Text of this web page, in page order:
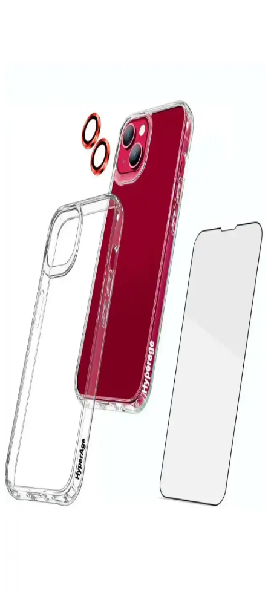
koruyan, şık tasarımı ve yüksek kaliteli malzemeleriyle öne çıkan bir
iPhone 6 Kılıfları: Koruma ve Estetiği Bir Arada
Sunan Seçenekler
İPhone 6 kılıfları, dayanıklı malzemeler ve estetik tasarımlarla
cihazınızı korurken tarzınızı yansıtır. Çeşitli modeller ve
fonksiyonlar arasından en uygun seçimi yapın.
iPhone 14 Pro Max Kılıflarında Leke Sorunu ve
Etkili Çözüm Yolları
iPhone 14 Pro Max kılıflarında oluşan lekeleri önlemek ve
temizlemek için doğru yöntemler ve bakım ipuçlarıyla cihazınızın
estetiğini koruyun.
Xiaomi Redmi 10 için Çok Katmanlı Tam Koruma
Kılıfı İncelemesi ve Kullanıcı Yorumları
Xiaomi Redmi 10 için tasarlanmış çok katmanlı silikon kılıf, tam
koruma, şık tasarım ve kullanım kolaylığı sunar. Dayanıklı yapısı ve
estetik detaylarıyla cihazınızı güvenle koruyun.
Microsonic S23 Şeffaf Kılıf: Koruyucu ve Estetik
Tasarım Özellikleri
Microsonic S23 şeffaf kılıf, dayanıklı malzemesi ve şık tasarımıyla
Samsung Galaxy S23'ü tam koruma altına alır, kullanımı kolay ve
estetik bir seçenektir.
Xiaomi Redmi 9C İçin Şık ve Koruyucu Silikon Kılıf
Tasarımı ve Özellikleri
Xiaomi Redmi 9C modeliyle uyumlu, şık ve dayanıklı silikon kılıf,
suya dayanıklı, kolay temizlenebilir ve pratik kullanımlı